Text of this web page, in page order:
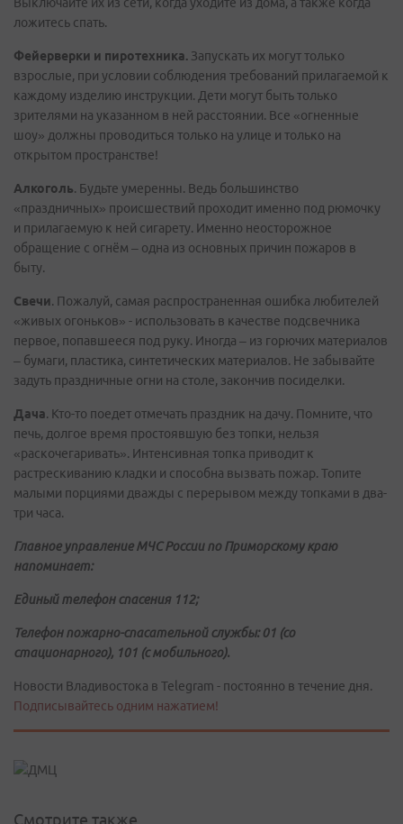
ложитесь спать.
Фейерверки и пиротехника. Запускать их могут только
взрослые, при условии соблюдения требований прилагаемой к
каждому изделию инструкции. Дети могут быть только
зрителями на указанном в ней расстоянии. Все «огненные
шоу» должны проводиться только на улице и только на
открытом пространстве!
Алкоголь. Будьте умеренны. Ведь большинство
«праздничных» происшествий проходит именно под рюмочку
и прилагаемую к ней сигарету. Именно неосторожное
обращение с огнём – одна из основных причин пожаров в
быту.
Свечи. Пожалуй, самая распространенная ошибка любителей
«живых огоньков» - использовать в качестве подсвечника
первое, попавшееся под руку. Иногда – из горючих материалов
– бумаги, пластика, синтетических материалов. Не забывайте
задуть праздничные огни на столе, закончив посиделки.
Дача. Кто-то поедет отмечать праздник на дачу. Помните, что
печь, долгое время простоявшую без топки, нельзя
«раскочегаривать». Интенсивная топка приводит к
растрескиванию кладки и способна вызвать пожар. Топите
малыми порциями дважды с перерывом между топками в два-
три часа.
Главное управление МЧС России по Приморскому краю
напоминает:
Единый телефон спасения 112;
Телефон пожарно-спасательной службы: 01 (со
стационарного), 101 (с мобильного).
Новости Владивостока в Telegram - постоянно в течение дня.
Подписывайтесь одним нажатием!
Смотрите также